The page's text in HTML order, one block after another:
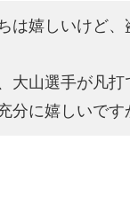
は嬉しいけど
大山選手が凡
分に嬉しいです